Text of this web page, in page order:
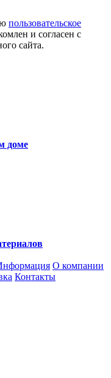
пользовательское
и согласен с
сайта.
доме
О компании
Контакты